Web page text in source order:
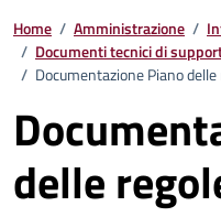
Home / Amministrazione /
/ Documenti tecnici di
/ Documentazione Piano delle
delle